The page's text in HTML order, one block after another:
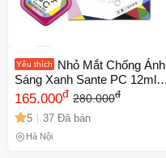
Yêu thích
Nhỏ Mắt Chống Ánh
Sáng Xanh Sante PC 12ml -
Bảo Vệ Mắt Khỏi Bức Xạ Từ
Máy Tính, Hỗ Trợ Giảm Khô
Mỏi Mắt - Sản Phẩm Nhật
Bản
165.000đ 280.000đ
5 37 Đã bán
Hà Nội